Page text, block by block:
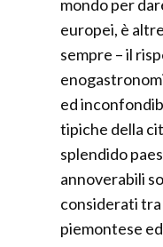
mondo per
europei, è
sempre – il
ed
tipiche della
splendido
annoverabili
considerati
piemontese